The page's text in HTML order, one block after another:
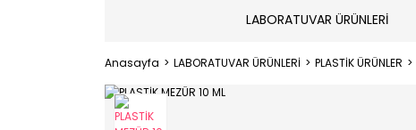
LABORATUVAR ÜRÜNLERİ
Anasayfa LABORATUVAR ÜRÜNLERİ PLASTİK ÜRÜNLER